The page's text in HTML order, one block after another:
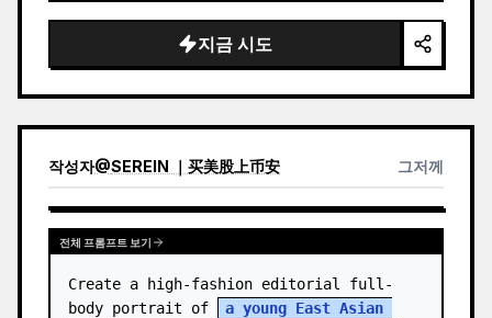
지금 시도
작성자@SEREIN ｜买美股上币安 그저께
전체 프롬프트 보기
Create a high-fashion editorial full-
body portrait of
a young East Asian